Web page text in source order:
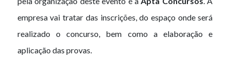
empresa vai tratar das inscrições, do espaço onde será
realizado o concurso, bem como a elaboração e
aplicação das provas.